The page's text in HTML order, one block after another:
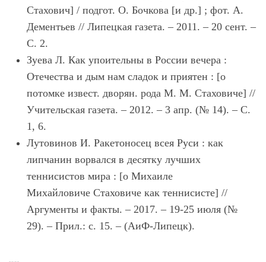
Стахович] / подгот. О. Бочкова [и др.] ; фот. А.
Дементьев // Липецкая газета. ‒ 2011. ‒ 20 сент. ‒
С. 2.
Зуева Л. Как упоительны в России вечера :
Отечества и дым нам сладок и приятен : [о
потомке извест. дворян. рода М. М. Стаховиче] //
Учительская газета. ‒ 2012. ‒ 3 апр. (№ 14). ‒ C.
1, 6.
Лутовинов И. Ракетоносец всея Руси : как
липчанин ворвался в десятку лучших
теннисистов мира : [о Михаиле
Михайловиче Стаховиче как теннисисте] //
Аргументы и факты. ‒ 2017. ‒ 19-25 июля (№
29). ‒ Прил.: с. 15. ‒ (АиФ-Липецк).